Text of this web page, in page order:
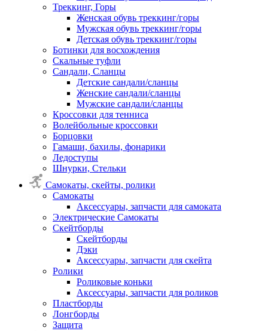
Треккинг, Горы
Женская обувь треккинг/горы
Мужская обувь треккинг/горы
Детская обувь треккинг/горы
Ботинки для восхождения
Скальные туфли
Сандали, Сланцы
Детские сандали/сланцы
Женские сандали/сланцы
Мужские сандали/сланцы
Кроссовки для тенниса
Волейбольные кроссовки
Борцовки
Гамаши, бахилы, фонарики
Ледоступы
Шнурки, Стельки
Самокаты, скейты, ролики
Самокаты
Аксессуары, запчасти для самоката
Электрические Самокаты
Скейтборды
Скейтборды
Дэки
Аксессуары, запчасти для скейта
Ролики
Роликовые коньки
Аксессуары, запчасти для роликов
Пластборды
Лонгборды
Защита